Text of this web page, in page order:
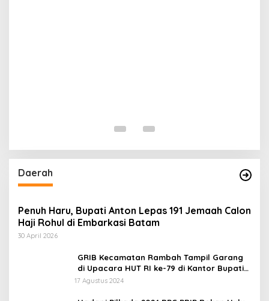
Daerah
Penuh Haru, Bupati Anton Lepas 191 Jemaah Calon
Haji Rohul di Embarkasi Batam
30 April 2026
GRIB Kecamatan Rambah Tampil Garang
di Upacara HUT RI ke-79 di Kantor Bupati
Rokan Hulu!
17 Agustus 2024